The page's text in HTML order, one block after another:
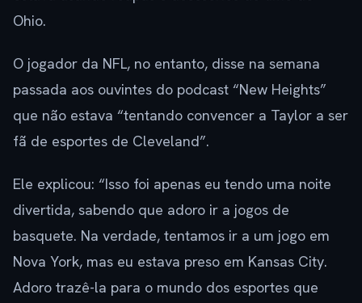
Ohio.
O jogador da NFL, no entanto, disse na semana
passada aos ouvintes do podcast “New Heights”
que não estava “tentando convencer a Taylor a ser
fã de esportes de Cleveland”.
Ele explicou: “Isso foi apenas eu tendo uma noite
divertida, sabendo que adoro ir a jogos de
basquete. Na verdade, tentamos ir a um jogo em
Nova York, mas eu estava preso em Kansas City.
Adoro trazê-la para o mundo dos esportes que